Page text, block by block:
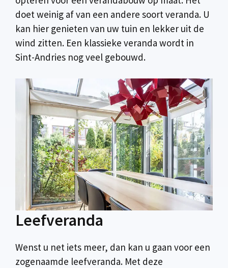
doet weinig af van een andere soort veranda. U
kan hier genieten van uw tuin en lekker uit de
wind zitten. Een klassieke veranda wordt in
Sint-Andries nog veel gebouwd.
Leefveranda
Wenst u net iets meer, dan kan u gaan voor een
zogenaamde leefveranda. Met deze